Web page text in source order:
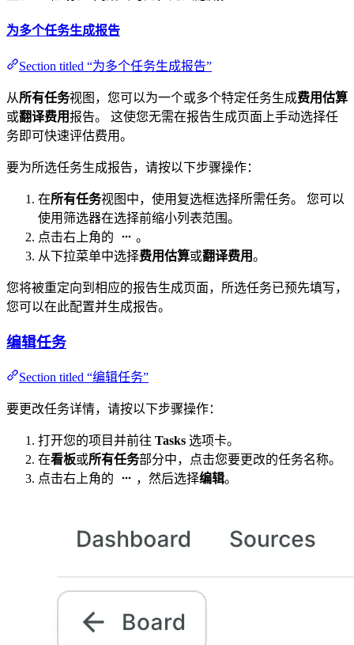
为多个任务生成报告
Section titled “为多个任务生成报告”
从所有任务视图，您可以为一个或多个特定任务生成费用估算
或翻译费用报告。 这使您无需在报告生成页面上手动选择任
务即可快速评估费用。
要为所选任务生成报告，请按以下步骤操作：
在所有任务视图中，使用复选框选择所需任务。 您可以
使用筛选器在选择前缩小列表范围。
点击右上角的
。
从下拉菜单中选择费用估算或翻译费用。
您将被重定向到相应的报告生成页面，所选任务已预先填写，
您可以在此配置并生成报告。
编辑任务
Section titled “编辑任务”
要更改任务详情，请按以下步骤操作：
打开您的项目并前往 Tasks 选项卡。
在看板或所有任务部分中，点击您要更改的任务名称。
点击右上角的
，然后选择编辑。